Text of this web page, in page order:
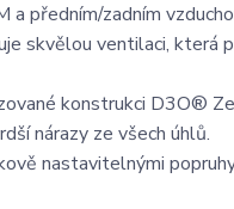
a předním/zadním
skvělou ventilaci, která
konstrukci D3O®
nárazy ze všech úhlů.
nastavitelnými